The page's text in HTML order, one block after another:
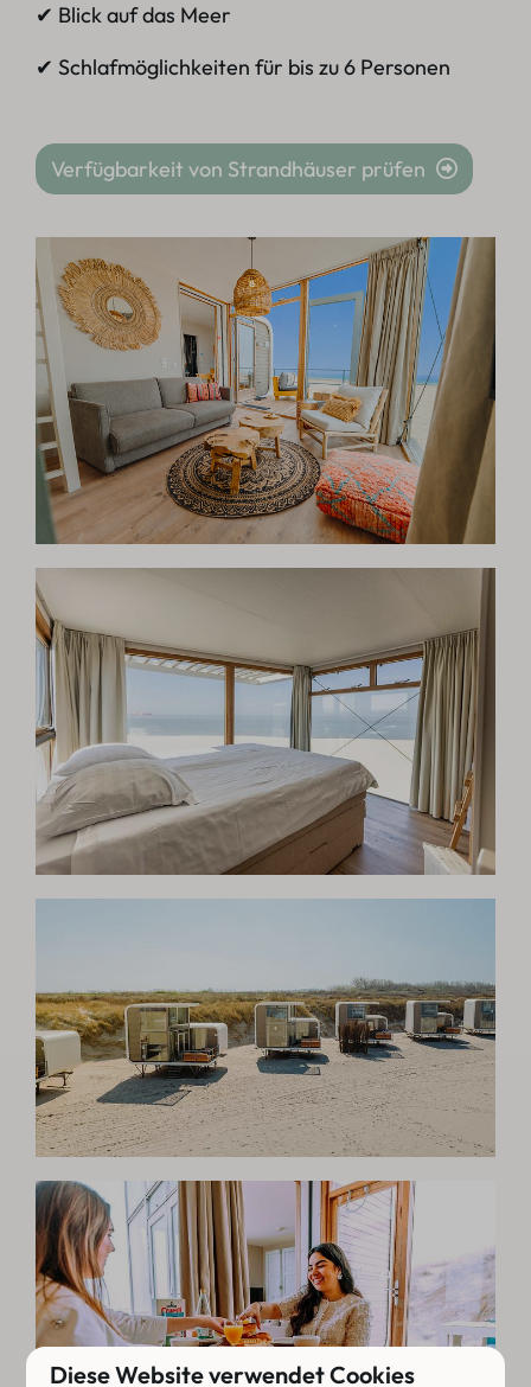
✔ Blick auf das Meer
✔ Schlafmöglichkeiten für bis zu 6 Personen
Verfügbarkeit von Strandhäuser prüfen
Diese Website verwendet Cookies